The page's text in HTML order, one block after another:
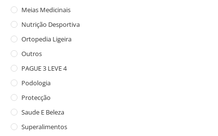
Meias Medicinais
Nutrição Desportiva
Ortopedia Ligeira
Outros
PAGUE 3 LEVE 4
Podologia
Protecção
Saude E Beleza
Superalimentos